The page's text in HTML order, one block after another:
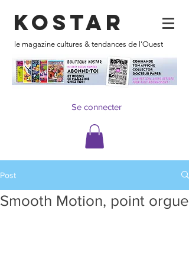
KOSTAR
le magazine cultures & tendances de l'Ouest
Se connecter
Post
Smooth Motion, point orgue